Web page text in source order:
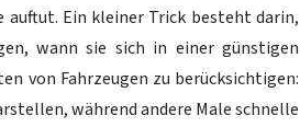
Ein kleiner Trick besteht darin,
wann sie sich in einer günstigen
von Fahrzeugen zu berücksichtigen:
während andere Male schnelle